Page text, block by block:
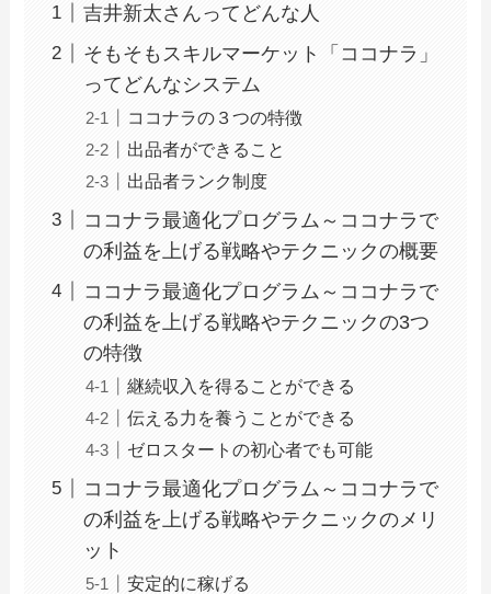
吉井新太さんってどんな人
そもそもスキルマーケット「ココナラ」
ってどんなシステム
ココナラの３つの特徴
出品者ができること
出品者ランク制度
ココナラ最適化プログラム～ココナラで
の利益を上げる戦略やテクニックの概要
ココナラ最適化プログラム～ココナラで
の利益を上げる戦略やテクニックの3つ
の特徴
継続収入を得ることができる
伝える力を養うことができる
ゼロスタートの初心者でも可能
ココナラ最適化プログラム～ココナラで
の利益を上げる戦略やテクニックのメリ
ット
安定的に稼げる